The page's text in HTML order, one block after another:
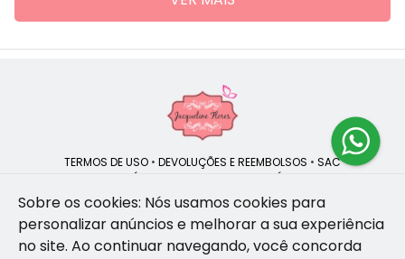
TERMOS DE USO • DEVOLUÇÕES E REEMBOLSOS • SAC
POLÍTICA DE PRIVACIDADE POLÍTICA DE COOKIES
Jacqueline Flores | CNPJ: 47.335.418/0001-13
Sobre os cookies: Nós usamos cookies para
personalizar anúncios e melhorar a sua experiência
no site. Ao continuar navegando, você concorda